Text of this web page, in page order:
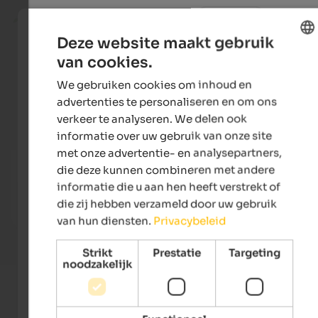
Majestic – Unique Spa Resort
Unique ****S hotel in Pustertal – NEW! Skypool, large
event sauna, family water world and much more.
To the hotel
Deze website maakt gebruik
van cookies.
We gebruiken cookies om inhoud en
advertenties te personaliseren en om ons
verkeer te analyseren. We delen ook
informatie over uw gebruik van onze site
met onze advertentie- en analysepartners,
die deze kunnen combineren met andere
informatie die u aan hen heeft verstrekt of
die zij hebben verzameld door uw gebruik
van hun diensten. Privacybeleid
Strikt
noodzakelijk
Prestatie Targeting